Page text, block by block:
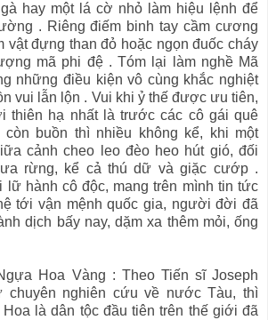
hay một lá cờ nhỏ làm hiệu lệnh để
. Riêng điếm binh tay cầm cương
vật đựng than đỏ hoặc ngọn đuốc cháy
mã phi đệ . Tóm lại làm nghề Mã
những điều kiện vô cùng khắc nghiệt
vui lẫn lộn . Vui khi ỷ thế được ưu tiên,
thiên hạ nhất là trước các cô gái quê
còn buồn thì nhiều không kể, khi một
cảnh cheo leo đèo heo hút gió, đối
rừng, kể cả thú dữ và giặc cướp .
hành cô độc, mang trên mình tin tức
tới vận mệnh quốc gia, người đời đã
dịch bấy nay, dặm xa thêm mỏi, ống
Vàng : Theo Tiến sĩ Joseph
chuyên nghiên cứu về nước Tàu, thì
là dân tộc đầu tiên trên thế giới đã